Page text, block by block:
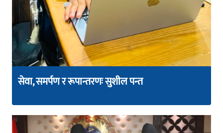
सेवा, समर्पण र रूपान्तरणः सुशील पन्त